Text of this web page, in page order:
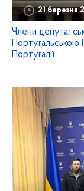
21 березня
Члени
Португальською
Португалії